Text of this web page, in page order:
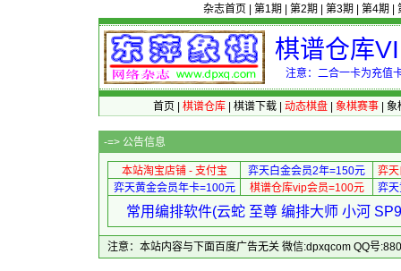
杂志首页 第1期 第2期 第3期 第4期
棋谱仓库
注意：二合一卡为充值
首页 棋谱仓库| 棋谱下载| 动态棋盘| 象棋赛事| 象
-=> 公告信息
本站淘宝店铺 - 支付宝 弈天白金会员2年=150元
弈
弈天黄金会员年卡=100元
棋谱仓库vip会员=100元 弈
常用编排软件(云蛇 至尊 编排大师 小河
注意：本站内容与下面百度广告无关 微信:dpxqcom QQ号